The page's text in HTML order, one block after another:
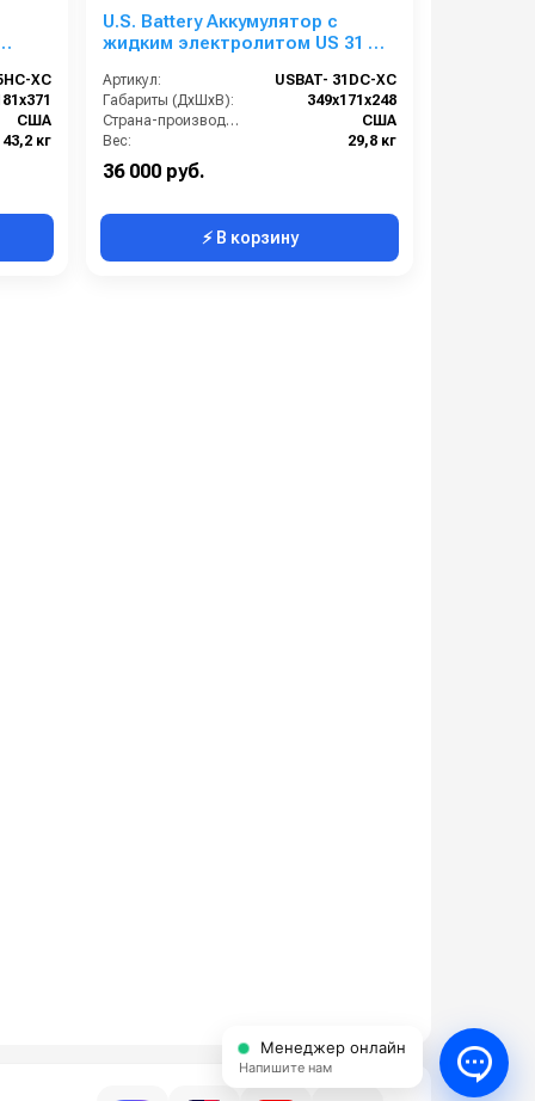
XC
США
43,2 кг
U.S. Battery Аккумулятор с
жидким электролитом US 31 DC
Артикул:
USBAT- 31DC-XC
Габариты (ДхШхВ):
349х171х248
Страна-производитель:
США
Вес:
29,8 кг
36 000 руб.
⚡ В корзину
Менеджер онлайн
Напишите нам